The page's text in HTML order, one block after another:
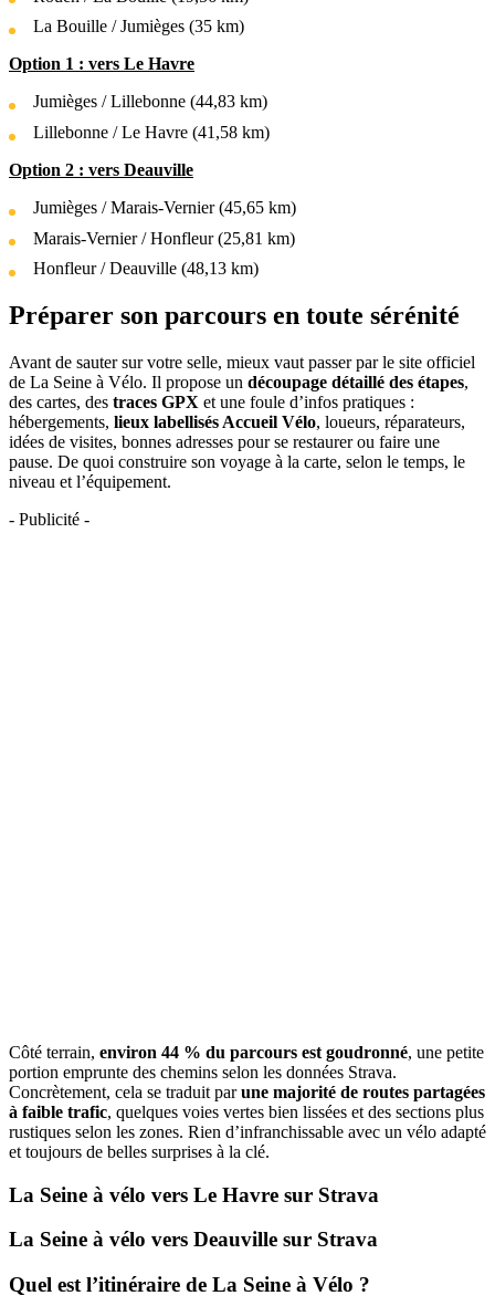
La Bouille / Jumièges (35 km)
Option 1 : vers Le Havre
Jumièges / Lillebonne (44,83 km)
Lillebonne / Le Havre (41,58 km)
Option 2 : vers Deauville
Jumièges / Marais-Vernier (45,65 km)
Marais-Vernier / Honfleur (25,81 km)
Honfleur / Deauville (48,13 km)
Préparer son parcours en toute sérénité
Avant de sauter sur votre selle, mieux vaut passer par le site officiel
de La Seine à Vélo. Il propose un découpage détaillé des étapes,
des cartes, des traces GPX et une foule d’infos pratiques :
hébergements, lieux labellisés Accueil Vélo, loueurs, réparateurs,
idées de visites, bonnes adresses pour se restaurer ou faire une
pause. De quoi construire son voyage à la carte, selon le temps, le
niveau et l’équipement.
- Publicité -
Côté terrain, environ 44 % du parcours est goudronné, une petite
portion emprunte des chemins selon les données Strava.
Concrètement, cela se traduit parune majorité de routes partagées
à faible trafic, quelques voies vertes bien lissées et des sections plus
rustiques selon les zones. Rien d’infranchissable avec un vélo adapté
et toujours de belles surprises à la clé.
La Seine à vélo vers Le Havre sur Strava
La Seine à vélo vers Deauville sur Strava
Quel est l’itinéraire de La Seine à Vélo ?